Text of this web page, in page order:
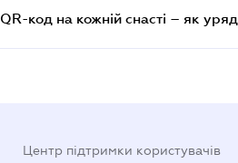
QR-код на кожній снасті – як
Центр підтримки користувачів